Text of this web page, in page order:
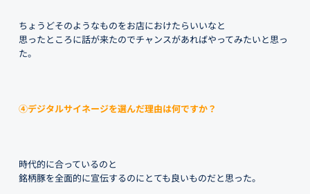
ちょうどそのようなものをお店におけたらいいなと
思ったところに話が来たのでチャンスがあればやってみたいと思っ
た。
④デジタルサイネージを選んだ理由は何ですか？
時代的に合っているのと
銘柄豚を全面的に宣伝するのにとても良いものだと思った。